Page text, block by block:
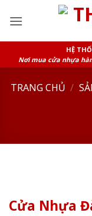
HỆ
Nơi mua cửa nhựa
TRANG CHỦ /
Cửa Nhựa